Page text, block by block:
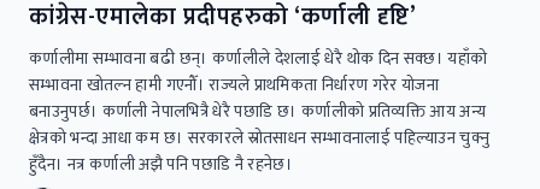
कांग्रेस-एमालेका प्रदीपहरुको ‘कर्णाली दृष्टि’
कर्णालीमा सम्भावना बढी छन्। कर्णालीले देशलाई धेरै थोक दिन सक्छ। यहाँको
सम्भावना खोतल्न हामी गएनौँ। राज्यले प्राथमिकता निर्धारण गरेर योजना
बनाउनुपर्छ। कर्णाली नेपालभित्रै धेरै पछाडि छ। कर्णालीको प्रतिव्यक्ति आय अन्य
क्षेत्रको भन्दा आधा कम छ। सरकारले स्रोतसाधन सम्भावनालाई पहिल्याउन चुक्नु
हुँदैन। नत्र कर्णाली अझै पनि पछाडि नै रहनेछ।